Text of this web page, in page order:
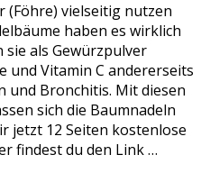
(Föhre) vielseitig nutzen
haben es wirklich
sie als Gewürzpulver
und Vitamin C andererseits
und Bronchitis. Mit diesen
sich die Baumnadeln
jetzt 12 Seiten kostenlose
findest du den Link …